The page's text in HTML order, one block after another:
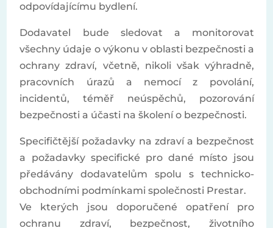
odpovídajícímu bydlení.
Dodavatel bude sledovat a monitorovat
všechny údaje o výkonu v oblasti bezpečnosti a
ochrany zdraví, včetně, nikoli však výhradně,
pracovních úrazů a nemocí z povolání,
incidentů, téměř neúspěchů, pozorování
bezpečnosti a účasti na školení o bezpečnosti.
Specifičtější požadavky na zdraví a bezpečnost
a požadavky specifické pro dané místo jsou
předávány dodavatelům spolu s technicko-
obchodními podmínkami společnosti Prestar.
Ve kterých jsou doporučené opatření pro
ochranu zdraví, bezpečnost, životního